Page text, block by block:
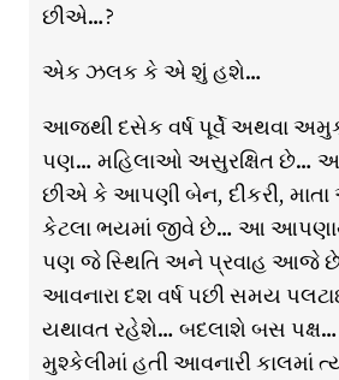
છીએ…?
એક ઝલક કે એ શું હશે…
આજથી દસેક વર્ષ પૂર્વે અથવા
પણ… મહિલાઓ અસુરક્ષિત છે…
છીએ કે આપણી બેન, દીકરી,
કેટલા ભયમાં જીવે છે… આ
પણ જે સ્થિતિ અને પ્રવાહ આજે
આવનારા દશ વર્ષ પછી સમય
યથાવત રહેશે… બદલાશે બસ
મુશ્કેલીમાં હતી આવનારી કાલમાં